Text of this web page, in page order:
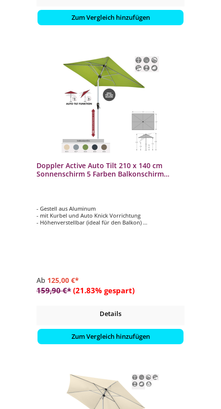
Zum Vergleich hinzufügen
Doppler Active Auto Tilt 210 x 140 cm
Sonnenschirm 5 Farben Balkonschirm
- Gestell aus Aluminum
- mit Kurbel und Auto Knick Vorrichtung
- Höhenverstellbar (ideal für den Balkon)
Ab 125,00 €*
159,90 €* (21.83% gespart)
Details
Zum Vergleich hinzufügen